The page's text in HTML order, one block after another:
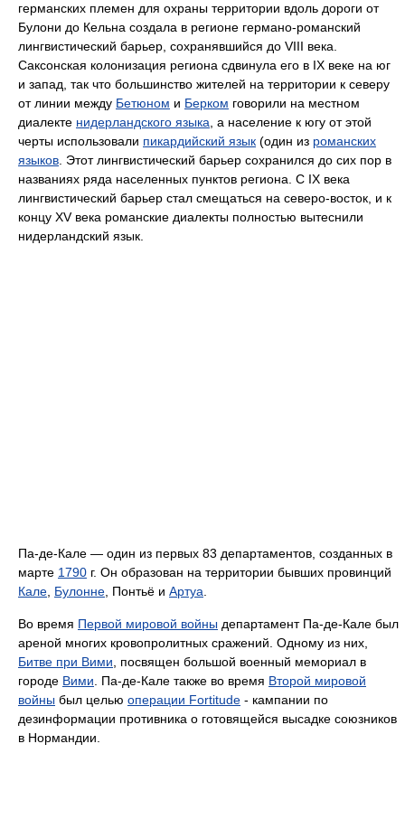
германских племен для охраны территории вдоль дороги от
Булони до Кельна создала в регионе германо-романский
лингвистический барьер, сохранявшийся до VIII века.
Саксонская колонизация региона сдвинула его в IX веке на юг
и запад, так что большинство жителей на территории к северу
от линии между Бетюном и Берком говорили на местном
диалекте нидерландского языка , а население к югу от этой
черты использовали пикардийский язык (один из романских
языков . Этот лингвистический барьер сохранился до сих пор в
названиях ряда населенных пунктов региона. С IX века
лингвистический барьер стал смещаться на северо-восток, и к
концу XV века романские диалекты полностью вытеснили
нидерландский язык.
Па-де-Кале — один из первых 83 департаментов, созданных в
марте 1790 г. Он образован на территории бывших провинций
Кале Булонне , Понтьё и Артуа
Во время Первой мировой войны департамент Па-де-Кале был
ареной многих кровопролитных сражений. Одному из них,
Битве при Вими , посвящен большой военный мемориал в
городе Вими . Па-де-Кале также во время Второй мировой
войны был целью операции Fortitude - кампании по
дезинформации противника о готовящейся высадке союзников
в Нормандии.